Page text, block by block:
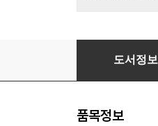
쥐를 잡자
도서정보
품목정보